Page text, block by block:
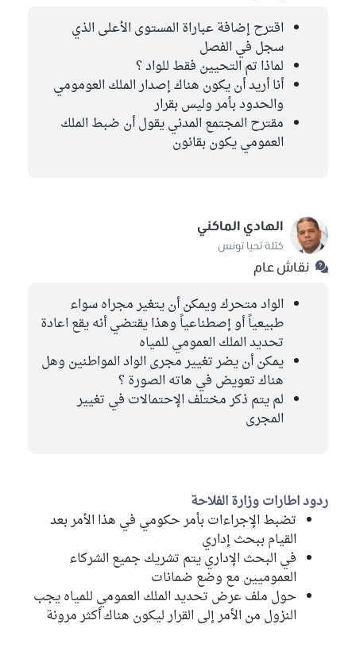
اقترح إضافة عباراة المستوى الأعلى الذي
سجل في الفصل
لماذا تم التحيين فقط للواد ؟
أنا أريد أن يكون هناك إصدار الملك العومومي
والحدود بأمر وليس بقرار
مقترح المجتمع المدني يقول أن ضبط الملك
العمومي يكون بقانون
الهادي الماكني
كتلة تحيا تونس
نقاش عام
الواد متحرك ويمكن أن يتغير مجراه سواء
طبيعياً أو إصطناعياً وهذا يقتضي أنه يقع اعادة
تحديد الملك العمومي للمياه
يمكن أن يضر تغيير مجرى الواد المواطنين وهل
هناك تعويض في هاته الصورة ؟
لم يتم ذكر مختلف الإحتمالات في تغيير
المجرى
ردود اطارات وزارة الفلاحة
تضبط الإجراءات بأمر حكومي في هذا الأمر بعد
القيام ببحث إداري
في البحث الإداري يتم تشريك جميع الشركاء
العموميين مع وضع ضمانات
حول ملف عرض تحديد الملك العمومي للمياه يجب
النزول من الأمر إلى القرار ليكون هناك أكثر مرونة